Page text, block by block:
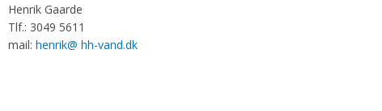
Henrik Gaarde
Tlf.: 3049 5611
mail: henrik@ hh-vand.dk